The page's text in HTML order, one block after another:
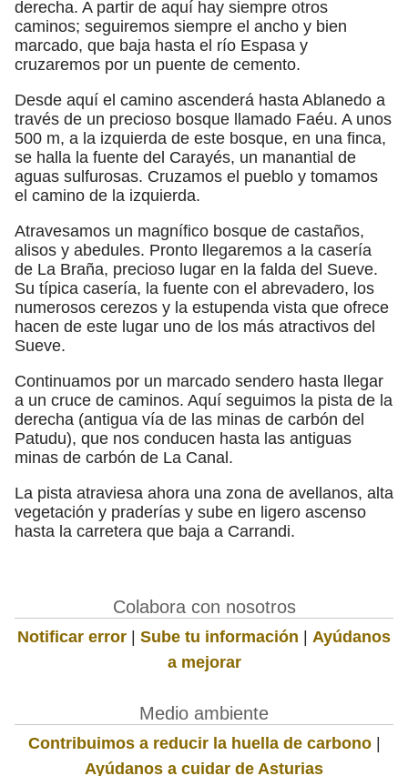
derecha. A partir de aquí hay siempre otros
caminos; seguiremos siempre el ancho y bien
marcado, que baja hasta el río Espasa y
cruzaremos por un puente de cemento.
Desde aquí el camino ascenderá hasta Ablanedo a
través de un precioso bosque llamado Faéu. A unos
500 m, a la izquierda de este bosque, en una finca,
se halla la fuente del Carayés, un manantial de
aguas sulfurosas. Cruzamos el pueblo y tomamos
el camino de la izquierda.
Atravesamos un magnífico bosque de castaños,
alisos y abedules. Pronto llegaremos a la casería
de La Braña, precioso lugar en la falda del Sueve.
Su típica casería, la fuente con el abrevadero, los
numerosos cerezos y la estupenda vista que ofrece
hacen de este lugar uno de los más atractivos del
Sueve.
Continuamos por un marcado sendero hasta llegar
a un cruce de caminos. Aquí seguimos la pista de la
derecha (antigua vía de las minas de carbón del
Patudu), que nos conducen hasta las antiguas
minas de carbón de La Canal.
La pista atraviesa ahora una zona de avellanos, alta
vegetación y praderías y sube en ligero ascenso
hasta la carretera que baja a Carrandi.
Colabora con nosotros
Notificar error | Sube tu información | Ayúdanos
a mejorar
Medio ambiente
Contribuimos a reducir la huella de carbono|
Ayúdanos a cuidar de Asturias